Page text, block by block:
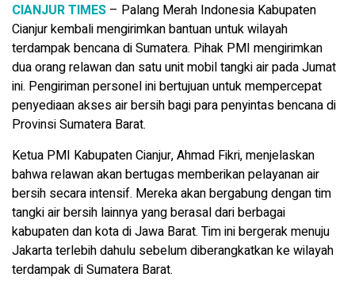
CIANJUR TIMES – Palang Merah Indonesia Kabupaten
Cianjur kembali mengirimkan bantuan untuk wilayah
terdampak bencana di Sumatera. Pihak PMI mengirimkan
dua orang relawan dan satu unit mobil tangki air pada Jumat
ini. Pengiriman personel ini bertujuan untuk mempercepat
penyediaan akses air bersih bagi para penyintas bencana di
Provinsi Sumatera Barat.
Ketua PMI Kabupaten Cianjur, Ahmad Fikri, menjelaskan
bahwa relawan akan bertugas memberikan pelayanan air
bersih secara intensif. Mereka akan bergabung dengan tim
tangki air bersih lainnya yang berasal dari berbagai
kabupaten dan kota di Jawa Barat. Tim ini bergerak menuju
Jakarta terlebih dahulu sebelum diberangkatkan ke wilayah
terdampak di Sumatera Barat.